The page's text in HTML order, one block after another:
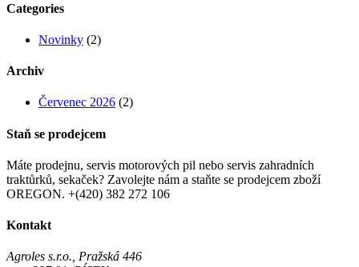
Categories
Novinky (2)
Archiv
Červenec 2026 (2)
Staň se prodejcem
Máte prodejnu, servis motorových pil nebo servis zahradních
traktůrků, sekaček? Zavolejte nám a staňte se prodejcem zboží
OREGON. +(420) 382 272 106
Kontakt
Agroles s.r.o., Pražská 446